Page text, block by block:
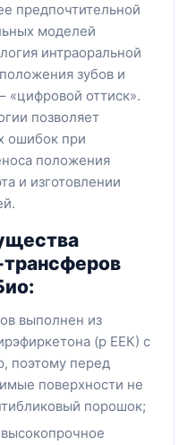
предпочтительной
моделей
интраоральной
зубов и
«цифровой оттиск».
позволяет
ошибок при
положения
и изготовлении
выполнен из
(р ЕЕК) с
поэтому перед
поверхности не
порошок;